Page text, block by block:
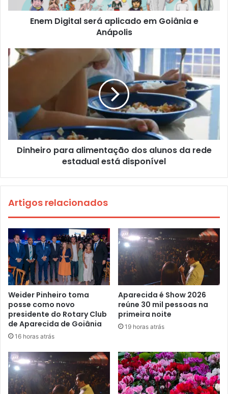
Enem Digital será aplicado em Goiânia e
Anápolis
Dinheiro para alimentação dos alunos da rede
estadual está disponível
Artigos relacionados
Weider Pinheiro toma
posse como novo
presidente do Rotary Club
de Aparecida de Goiânia
16 horas atrás
Aparecida é Show 2026
reúne 30 mil pessoas na
primeira noite
19 horas atrás